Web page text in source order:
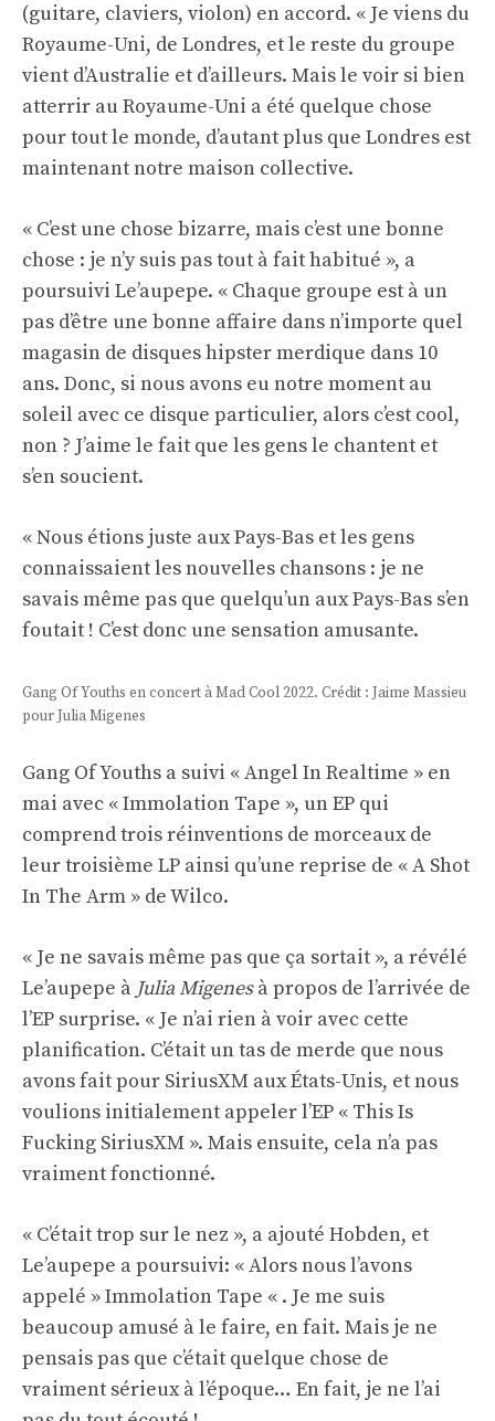
(guitare, claviers, violon) en accord. « Je viens du
Royaume-Uni, de Londres, et le reste du groupe
vient d’Australie et d’ailleurs. Mais le voir si bien
atterrir au Royaume-Uni a été quelque chose
pour tout le monde, d’autant plus que Londres est
maintenant notre maison collective.
« C’est une chose bizarre, mais c’est une bonne
chose : je n’y suis pas tout à fait habitué », a
poursuivi Le’aupepe. « Chaque groupe est à un
pas d’être une bonne affaire dans n’importe quel
magasin de disques hipster merdique dans 10
ans. Donc, si nous avons eu notre moment au
soleil avec ce disque particulier, alors c’est cool,
non ? J’aime le fait que les gens le chantent et
s’en soucient.
« Nous étions juste aux Pays-Bas et les gens
connaissaient les nouvelles chansons : je ne
savais même pas que quelqu’un aux Pays-Bas s’en
foutait ! C’est donc une sensation amusante.
Gang Of Youths en concert à Mad Cool 2022. Crédit : Jaime Massieu
pour Julia Migenes
Gang Of Youths a suivi « Angel In Realtime » en
mai avec « Immolation Tape », un EP qui
comprend trois réinventions de morceaux de
leur troisième LP ainsi qu’une reprise de « A Shot
In The Arm » de Wilco.
« Je ne savais même pas que ça sortait », a révélé
Le’aupepe à Julia Migenesà propos de l’arrivée de
l’EP surprise. « Je n’ai rien à voir avec cette
planification. C’était un tas de merde que nous
avons fait pour SiriusXM aux États-Unis, et nous
voulions initialement appeler l’EP « This Is
Fucking SiriusXM ». Mais ensuite, cela n’a pas
vraiment fonctionné.
« C’était trop sur le nez », a ajouté Hobden, et
Le’aupepe a poursuivi: « Alors nous l’avons
appelé » Immolation Tape « . Je me suis
beaucoup amusé à le faire, en fait. Mais je ne
pensais pas que c’était quelque chose de
vraiment sérieux à l’époque… En fait, je ne l’ai